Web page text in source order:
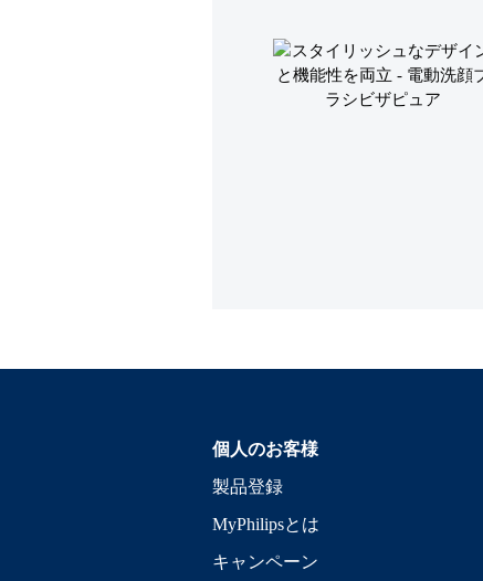
個人のお客様
製品登録
MyPhilipsとは
キャンペーン